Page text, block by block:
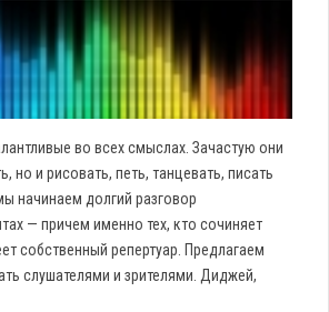
во всех смыслах. Зачастую они
но и рисовать, петь, танцевать, писать
начинаем долгий разговор
— причем именно тех, кто сочиняет
собственный репертуар. Предлагаем
слушателями и зрителями. Диджей,